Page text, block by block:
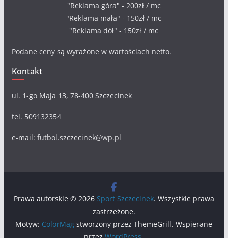
"Reklama góra" - 200zł / mc
"Reklama mała" - 150zł / mc
"Reklama dół" - 150zł / mc
Podane ceny są wyrażone w wartościach netto.
Kontakt
ul. 1-go Maja 13, 78-400 Szczecinek
tel. 509132354
e-mail: futbol.szczecinek@wp.pl
Prawa autorskie © 2026 Sport Szczecinek. Wszystkie prawa
zastrzeżone.
Motyw: ColorMag stworzony przez ThemeGrill. Wspierane